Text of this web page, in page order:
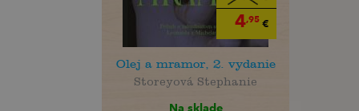
4,95€
Olej a mramor, 2. vydanie
Storeyová Stephanie
Na sklade